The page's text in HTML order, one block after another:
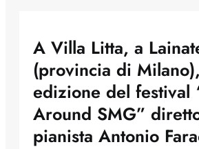
A Villa Litta, a
(provincia di
edizione del festival
Around SMG”
pianista Antonio